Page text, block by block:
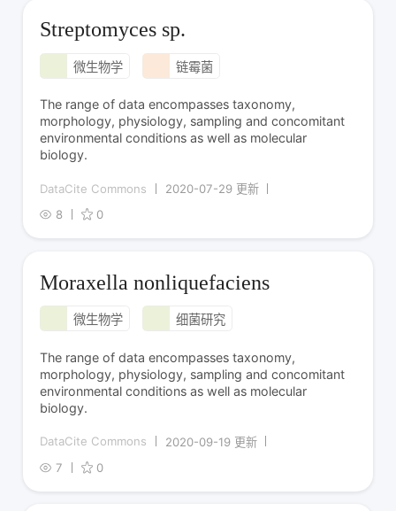
Streptomyces sp.
微生物学 链霉菌
The range of data encompasses taxonomy,
morphology, physiology, sampling and concomitant
environmental conditions as well as molecular
biology.
DataCite Commons
2020-07-29 更新
8
0
Moraxella nonliquefaciens
微生物学 细菌研究
The range of data encompasses taxonomy,
morphology, physiology, sampling and concomitant
environmental conditions as well as molecular
biology.
DataCite Commons
2020-09-19 更新
7
0